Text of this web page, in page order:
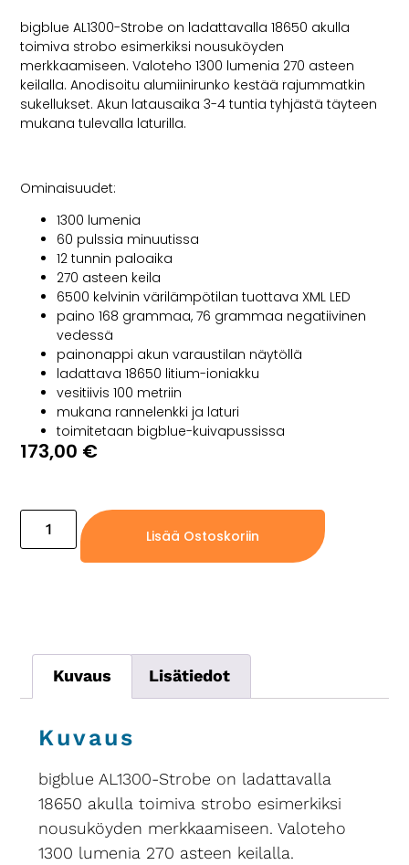
bigblue AL1300-Strobe on ladattavalla 18650 akulla
toimiva strobo esimerkiksi nousuköyden
merkkaamiseen. Valoteho 1300 lumenia 270 asteen
keilalla. Anodisoitu alumiinirunko kestää rajummatkin
sukellukset. Akun latausaika 3-4 tuntia tyhjästä täyteen
mukana tulevalla laturilla.
Ominaisuudet:
1300 lumenia
60 pulssia minuutissa
12 tunnin paloaika
270 asteen keila
6500 kelvinin värilämpötilan tuottava XML LED
paino 168 grammaa, 76 grammaa negatiivinen
vedessä
painonappi akun varaustilan näytöllä
ladattava 18650 litium-ioniakku
vesitiivis 100 metriin
mukana rannelenkki ja laturi
toimitetaan bigblue-kuivapussissa
173,00 €
Lisää Ostoskoriin
Kuvaus Lisätiedot
Kuvaus
bigblue AL1300-Strobe on ladattavalla
18650 akulla toimiva strobo esimerkiksi
nousuköyden merkkaamiseen. Valoteho
1300 lumenia 270 asteen keilalla.